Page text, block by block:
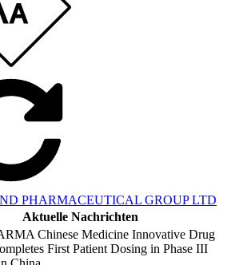
PHARMACEUTICAL GROUP LTD
Aktuelle Nachrichten
Chinese Medicine Innovative Drug
First Patient Dosing in Phase III